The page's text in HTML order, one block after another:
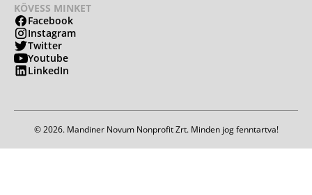
KÖVESS MINKET
Facebook
Instagram
Twitter
Youtube
LinkedIn
© 2026. Mandiner Novum Nonprofit Zrt. Minden jog fenntartva!